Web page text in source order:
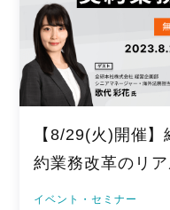
【8/29(火)開催
約業務改革のリ
イベント・セミナー